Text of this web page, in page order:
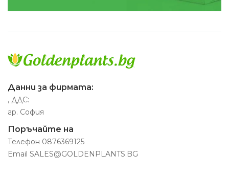
Данни за фирмата:
, ДДС:
гр. София
Поръчайте на
Телефон 0876369125
Email SALES@GOLDENPLANTS.BG